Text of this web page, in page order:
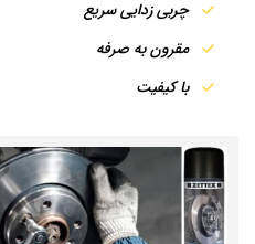
چربی زدایی سریع
مقرون به صرفه
با کیفیت